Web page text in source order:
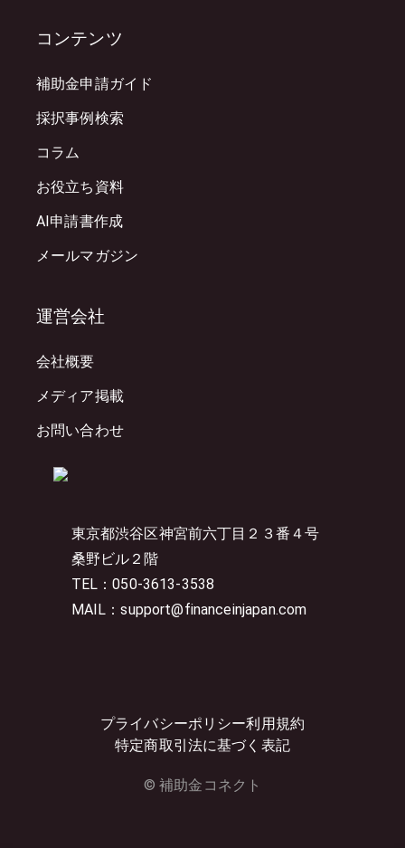
東京都渋谷区神宮前六丁目２３番４号
桑野ビル２階
TEL：050-3613-3538
MAIL：support@financeinjapan.com
プライバシーポリシー利用規約
特定商取引法に基づく表記
© 補助金コネクト
コンテンツ
補助金申請ガイド
採択事例検索
コラム
お役立ち資料
AI申請書作成
メールマガジン
運営会社
会社概要
メディア掲載
お問い合わせ